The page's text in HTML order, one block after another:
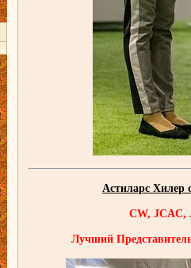
Астиларс
CW,
Лучший